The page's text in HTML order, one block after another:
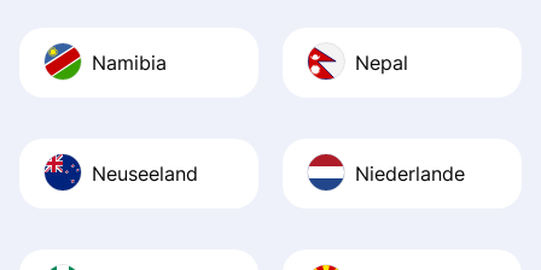
Namibia Nepal
Neuseeland Niederlande